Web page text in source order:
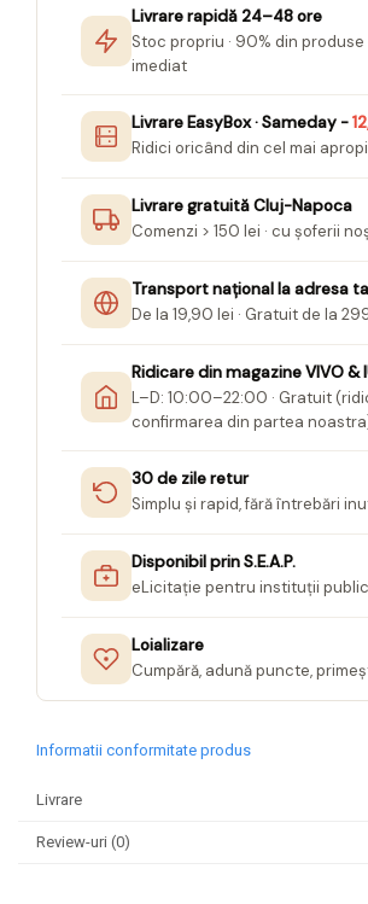
Livrare rapidă 24–48 ore
Stoc propriu · 90% din
imediat
Livrare EasyBox · Sameday -
Ridici oricând din cel mai
Livrare gratuită Cluj-Napoca
Comenzi > 150 lei · cu șoferii
Transport național la adresa
De la 19,90 lei · Gratuit de la
Ridicare din magazine VIVO &
L–D: 10:00–22:00 · Gratuit
confirmarea din partea
30 de zile retur
Simplu și rapid, fără întrebări
Disponibil prin S.E.A.P.
eLicitație pentru instituții
Loializare
Cumpără, adună puncte,
Informatii conformitate produs
Livrare
Review-uri (0)